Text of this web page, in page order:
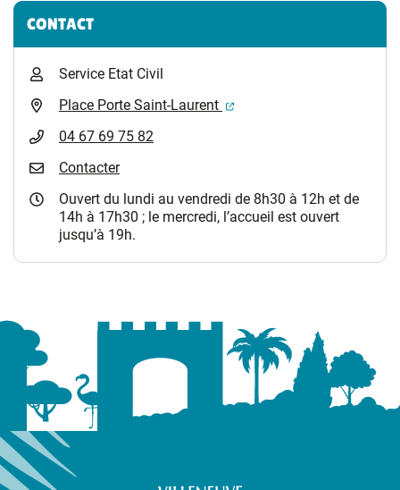
Informations complémentaires
CONTACT
Service Etat Civil
Place Porte Saint-Laurent
(ouverture dans un
04 67 69 75 82
Contacter
Ouvert du lundi au vendredi de 8h30 à 12h et de
14h à 17h30 ; le mercredi, l’accueil est ouvert
jusqu’à 19h.